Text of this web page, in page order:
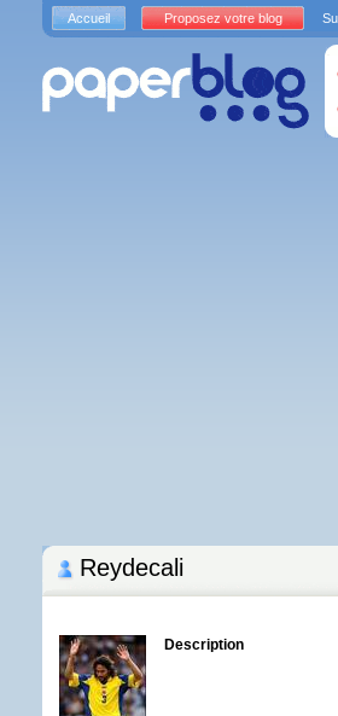
Reydecali
Description
Accueil Proposez votre blog